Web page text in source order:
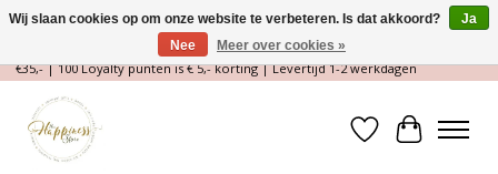
Magische Conceptstore, Edelstenen & Spirituele winkel | Gratis verzending >
€35,- | 100 Loyalty punten is € 5,- korting | Levertijd 1-2 werkdagen
Verlanglijst
Wij slaan cookies op om onze website te verbeteren. Is dat akkoord?
Ja
Nee
Meer over cookies »